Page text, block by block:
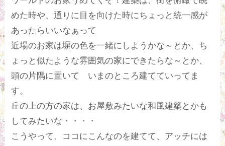
めた時や、通りに目を向けた時にちょっと統一感が
あったらいいなぁって
近場のお家は塀の色を一緒にしようかな～とか、ち
ょっと似たような雰囲気の家にできたらな～とか、
頭の片隅に置いて いまのところ建てていってま
す。
丘の上の方の家は、お屋敷みたいな和風建築とかも
してみたいな・・・・
こうやって、ココにこんなのを建てて、アッチには